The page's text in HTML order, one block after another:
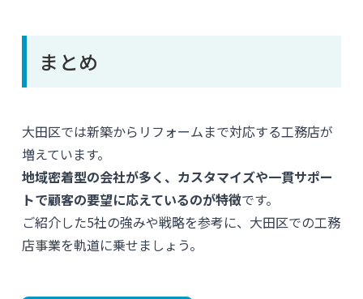
まとめ
大田区では新築からリフォームまで対応する工務店が
増えています。
地域密着型の会社が多く、カスタマイズや一貫サポー
トで顧客の要望に応えているのが特徴です。
ご紹介した5社の強みや戦略を参考に、大田区での工務
店事業を軌道に乗せましょう。